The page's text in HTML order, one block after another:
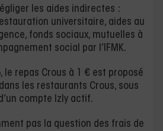
les aides indirectes :
universitaire, aides au
fonds sociaux, mutuelles à
social par l’IFMK.
le repas Crous à 1 € est proposé
les restaurants Crous, sous
compte Izly actif.
pas la question des frais de